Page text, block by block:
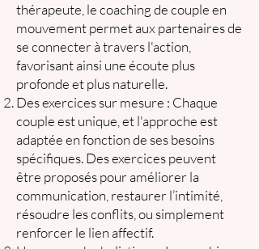
thérapeute, le coaching de couple en
mouvement permet aux partenaires de
se connecter à travers l'action,
favorisant ainsi une écoute plus
profonde et plus naturelle.
Des exercices sur mesure : Chaque
couple est unique, et l'approche est
adaptée en fonction de ses besoins
spécifiques. Des exercices peuvent
être proposés pour améliorer la
communication, restaurer l’intimité,
résoudre les conflits, ou simplement
renforcer le lien affectif.